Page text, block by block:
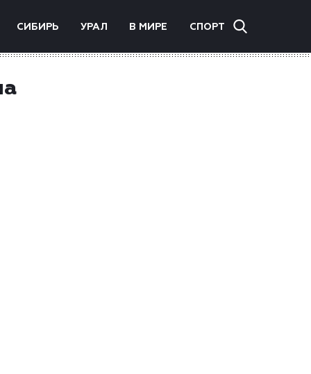
СИБИРЬ УРАЛ В МИРЕ СПОРТ